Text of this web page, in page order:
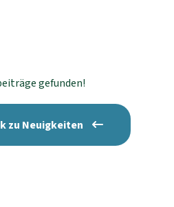
gefunden!
zu Neuigkeiten